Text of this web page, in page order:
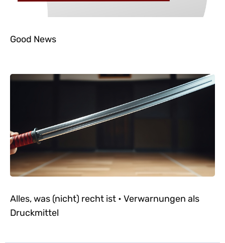
Good News
Alles, was (nicht) recht ist • Verwarnungen als
Druckmittel